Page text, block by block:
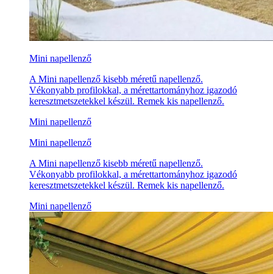
Mini napellenző
A Mini napellenző kisebb méretű napellenző.
Vékonyabb profilokkal, a mérettartományhoz igazodó
keresztmetszetekkel készül. Remek kis napellenző.
Mini napellenző
Mini napellenző
A Mini napellenző kisebb méretű napellenző.
Vékonyabb profilokkal, a mérettartományhoz igazodó
keresztmetszetekkel készül. Remek kis napellenző.
Mini napellenző